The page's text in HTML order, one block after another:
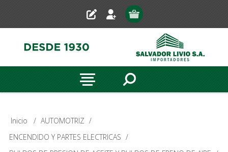
Inicio / AUTOMOTRIZ /
ENCENDIDO Y PARTES ELECTRICAS /